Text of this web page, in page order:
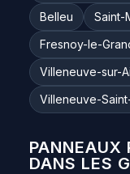
Belleu
Saint-
Fresnoy-le-
Villeneuve-sur-
Villeneuve-
PANNEAUX
DANS LES